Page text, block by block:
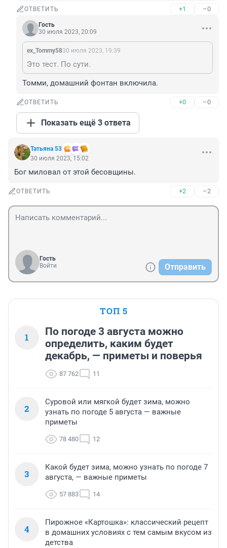
ОТВЕТИТЬ +1 –0
Гость
30 июля 2023, 20:09
ex_Tommy5830 июля 2023, 19:39
Это тест. По сути.
Томми, домашний фонтан включила.
ОТВЕТИТЬ +0 –0
Показать ещё 3 ответа
Татьяна 53
30 июля 2023, 15:02
Бог миловал от этой бесовщины.
ОТВЕТИТЬ +2 –2
Гость
Войти
Отправить
ТОП 5
1
По погоде 3 августа можно
определить, каким будет
декабрь, — приметы и поверья
87 762 11
2
Суровой или мягкой будет зима, можно
узнать по погоде 5 августа — важные
приметы
78 480 12
3
Какой будет зима, можно узнать по погоде 7
августа, — важные приметы
57 883 14
4
Пирожное «Картошка»: классический рецепт
в домашних условиях с тем самым вкусом из
детства